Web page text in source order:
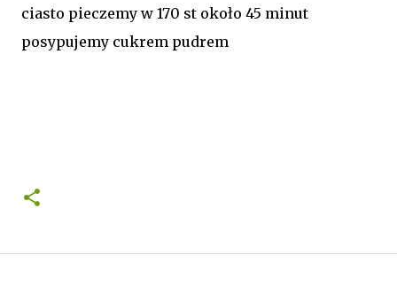
ciasto pieczemy w 170 st około 45 minut
posypujemy cukrem pudrem